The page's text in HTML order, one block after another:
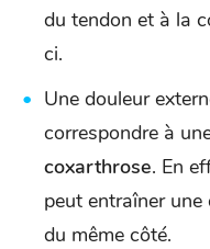
du tendon et à la
ci.
Une douleur
correspondre à
coxarthrose. En
peut entraîner
du même côté.